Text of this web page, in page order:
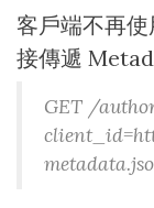
客戶端不再
接傳遞
GET /